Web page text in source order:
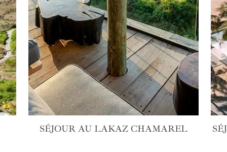
SÉJOUR AU LAKAZ CHAMAREL